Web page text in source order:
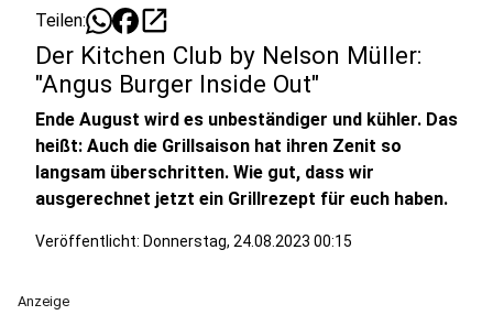
Teilen: open_in_new
Der Kitchen Club by Nelson Müller:
"Angus Burger Inside Out"
Ende August wird es unbeständiger und kühler. Das
heißt: Auch die Grillsaison hat ihren Zenit so
langsam überschritten. Wie gut, dass wir
ausgerechnet jetzt ein Grillrezept für euch haben.
Veröffentlicht: Donnerstag, 24.08.2023 00:15
Anzeige